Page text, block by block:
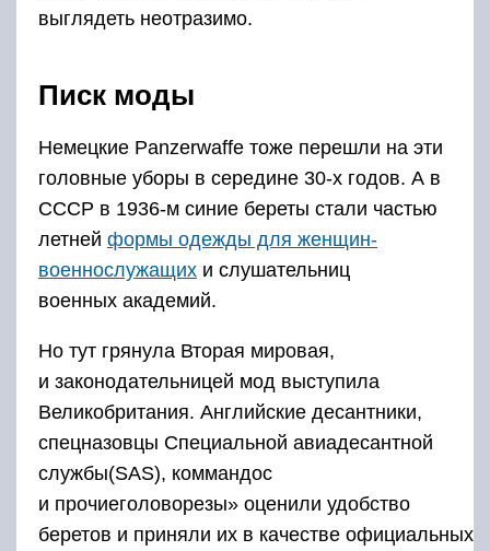
выглядеть неотразимо.
Писк моды
Немецкие Panzerwaffe тоже перешли на эти
головные уборы в середине 30-х годов. А в
СССР в 1936-м синие береты стали частью
летней формы одежды для женщин-
военнослужащих и слушательниц
военных академий.
Но тут грянула Вторая мировая,
и законодательницей мод выступила
Великобритания. Английские десантники,
спецназовцы Специальной авиадесантной
службы(SAS), коммандос
и прочиеголоворезы» оценили удобство
беретов и приняли их в качестве официальных